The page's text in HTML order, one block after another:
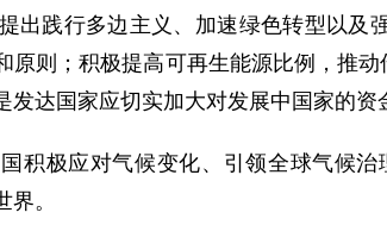
出践行多边主义、加速绿色转型以
原则；积极提高可再生能源比例，推
达国家应切实加大对发展中国家的资
积极应对气候变化、引领全球气候
。